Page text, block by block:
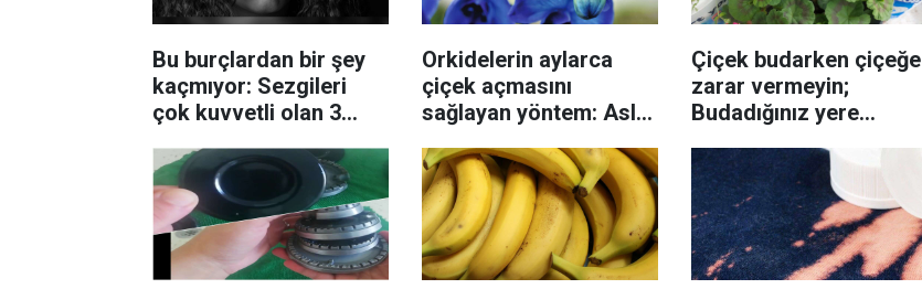
Bu burçlardan bir şey
kaçmıyor: Sezgileri
çok kuvvetli olan 3
Orkidelerin aylarca
çiçek açmasını
sağlayan yöntem: Asla
Çiçek budarken çiçeğe
zarar vermeyin;
Budadığınız yere
coşuyor...